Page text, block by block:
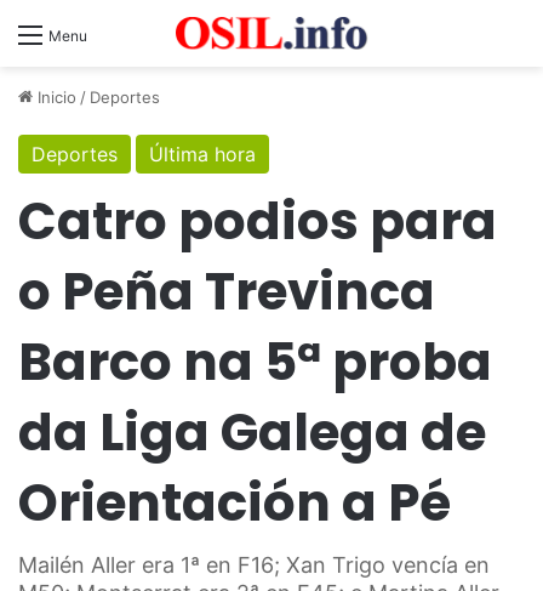
Menu
Inicio / Deportes
Deportes Última hora
Catro podios para
o Peña Trevinca
Barco na 5ª proba
da Liga Galega de
Orientación a Pé
Mailén Aller era 1ª en F16; Xan Trigo vencía en